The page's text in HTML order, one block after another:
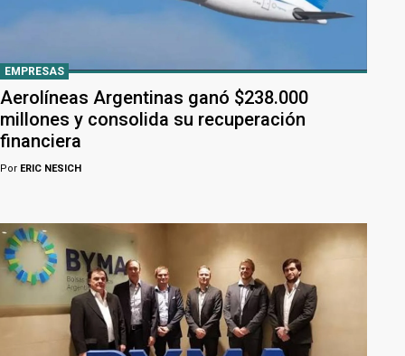
EMPRESAS
Aerolíneas Argentinas ganó $238.000
millones y consolida su recuperación
financiera
Por ERIC NESICH